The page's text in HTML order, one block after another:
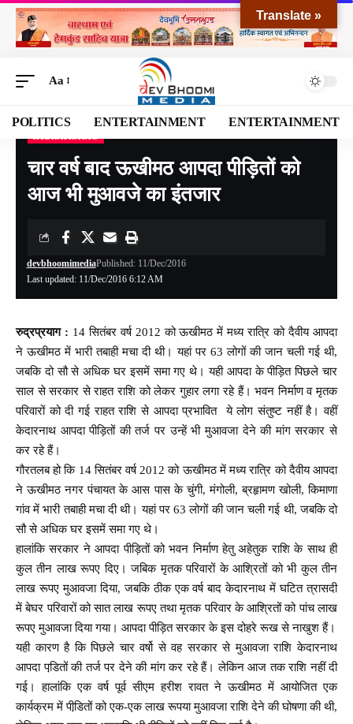
Aa
POLITICS ENTERTAINMENT ENTERTAINMENT
Devbhoomi Media>Blog>NATIONAL >UTTARAKHAND>RUDRAPRAYAG
चार वर्ष बाद ऊखीमठ आपदा पीड़ितों को
आज भी मुआवजे का इंतजार
Last updated: 11/Dec/2016 6:12 AM
devbhoomimediaPublished: 11/Dec/2016
रुद्रप्रयाग : 14 सितंबर वर्ष 2012 को ऊखीमठ में मध्य रात्रि को दैवीय आपदा
ने ऊखीमठ में भारी तबाही मचा दी थी। यहां पर 63 लोगों की जान चली गई थी,
जबकि दो सौ से अधिक घर इसमें समा गए थे। यही आपदा के पीड़ित पिछले चार
साल से सरकार से राहत राशि को लेकर गुहार लगा रहे हैं। भवन निर्माण व मृतक
परिवारों को दी गई राहत राशि से आपदा प्रभावित ये लोग संतुष्ट नहीं है। वहीं
केदारनाथ आपदा पीड़ितों की तर्ज पर उन्हें भी मुआवजा देने की मांग सरकार से
कर रहे हैं।
गौरतलब हो कि 14 सितंबर वर्ष 2012 को ऊखीमठ में मध्य रात्रि को दैवीय आपदा
ने ऊखीमठ नगर पंचायत के आस पास के चुंगी, मंगोली, ब्रहृामण खोली, किमाणा
गांव में भारी तबाही मचा दी थी। यहां पर 63 लोगों की जान चली गई थी, जबकि दो
सौ से अधिक घर इसमें समा गए थे।
हालांकि सरकार ने आपदा पीड़ितों को भवन निर्माण हेतु अहेतुक राशि के साथ ही
कुल तीन लाख रूपए दिए। जबिक मृतक परिवारों के आश्रितों को भी कुल तीन
लाख रूपए मुआवजा दिया, जबकि ठीक एक वर्ष बाद केदारनाथ में घटित त्रासदी
में बेघर परिवारों को सात लाख रूपए तथा मृतक परिवार के आश्रितों को पांच लाख
रूपए मुआवजा दिया गया। आपदा पीड़ित सरकार के इस दोहरे रूख से नाखुश हैं।
यही कारण है कि पिछले चार वर्षो से वह सरकार से मुआवजा राशि केदारनाथ
आपदा पडि़तों की तर्ज पर देने की मांग कर रहे हैं। लेकिन आज तक राशि नहीं दी
गई। हालांकि एक वर्ष पूर्व सीएम हरीश रावत ने ऊखीमठ में आयोजित एक
कार्यक्रम में पीडि़तों को एक-एक लाख रूपया मुआवजा राशि देने की घोषणा की थी,
Translate »